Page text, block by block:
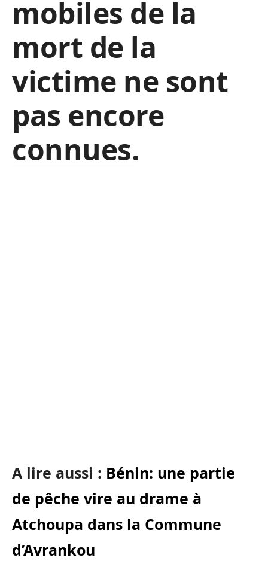
mobiles de la
mort de la
victime ne sont
pas encore
connues.
A lire aussi : Bénin: une partie
de pêche vire au drame à
Atchoupa dans la Commune
d’Avrankou